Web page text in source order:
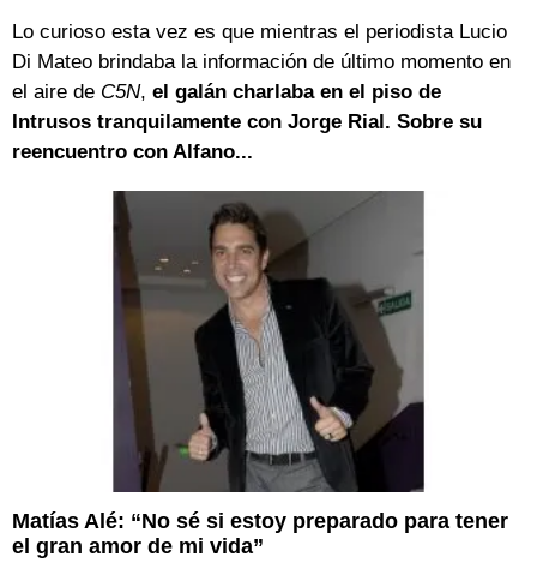
Lo curioso esta vez es que mientras el periodista Lucio
Di Mateo brindaba la información de último momento en
el aire de C5N, el galán charlaba en el piso de
Intrusos tranquilamente con Jorge Rial. Sobre su
reencuentro con Alfano...
Matías Alé: “No sé si estoy preparado para tener
el gran amor de mi vida”